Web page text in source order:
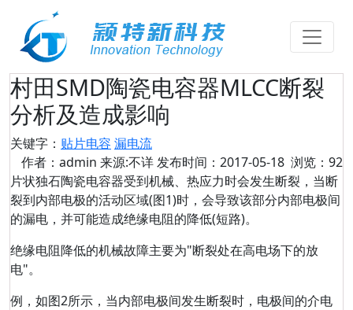
村田SMD陶瓷电容器MLCC断裂
分析及造成影响
关键字： 贴片电容 漏电流
作者：admin 来源:不详 发布时间：2017-05-18 浏览：92
片状独石陶瓷电容器受到机械、热应力时会发生断裂，当断
裂到内部电极的活动区域(图1)时，会导致该部分内部电极间
的漏电，并可能造成绝缘电阻的降低(短路)。
绝缘电阻降低的机械故障主要为"断裂处在高电场下的放
电"。
例，如图2所示，当内部电极间发生断裂时，电极间的介电